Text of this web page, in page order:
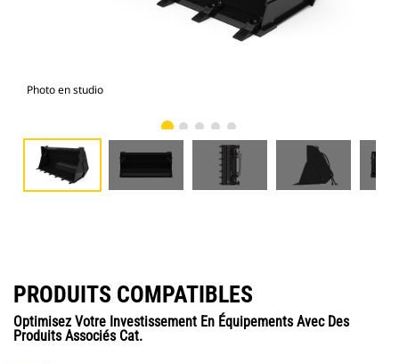
Photo en studio
PRODUITS COMPATIBLES
Optimisez Votre Investissement En Équipements Avec Des
Produits Associés Cat.